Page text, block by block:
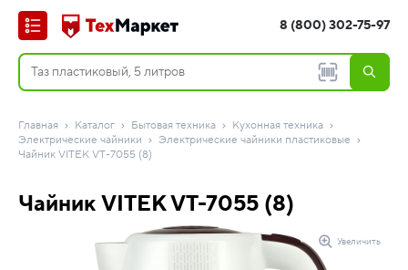
8 (800) 302-75-97
Главная Каталог Бытовая техника
Кухонная техника
Электрические чайники
Электрические чайники пластиковые
Чайник VITEK VT-7055 (8)
Чайник VITEK VT-7055 (8)
Увеличить